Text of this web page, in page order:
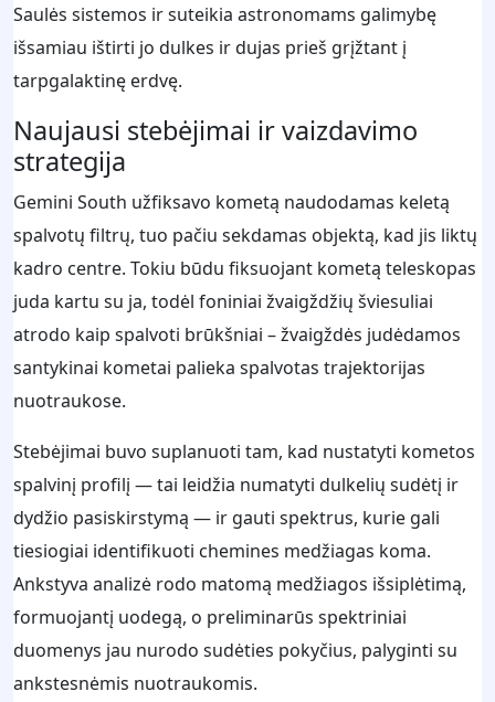
Saulės sistemos ir suteikia astronomams galimybę
išsamiau ištirti jo dulkes ir dujas prieš grįžtant į
tarpgalaktinę erdvę.
Naujausi stebėjimai ir vaizdavimo
strategija
Gemini South užfiksavo kometą naudodamas keletą
spalvotų filtrų, tuo pačiu sekdamas objektą, kad jis liktų
kadro centre. Tokiu būdu fiksuojant kometą teleskopas
juda kartu su ja, todėl foniniai žvaigždžių šviesuliai
atrodo kaip spalvoti brūkšniai – žvaigždės judėdamos
santykinai kometai palieka spalvotas trajektorijas
nuotraukose.
Stebėjimai buvo suplanuoti tam, kad nustatyti kometos
spalvinį profilį — tai leidžia numatyti dulkelių sudėtį ir
dydžio pasiskirstymą — ir gauti spektrus, kurie gali
tiesiogiai identifikuoti chemines medžiagas koma.
Ankstyva analizė rodo matomą medžiagos išsiplėtimą,
formuojantį uodegą, o preliminarūs spektriniai
duomenys jau nurodo sudėties pokyčius, palyginti su
ankstesnėmis nuotraukomis.